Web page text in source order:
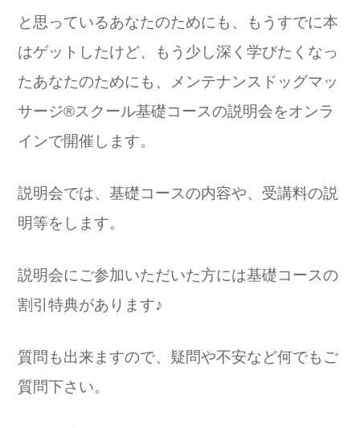
と思っているあなたのためにも、
もうすでに本
はゲットしたけど、もう少し深く学びたくなっ
たあなたのためにも、
メンテナンスドッグマッ
サージ®スクール基礎コースの説明会をオンラ
インで開催します。
説明会では、基礎コースの内容や、受講料の説
明等をします。
説明会にご参加いただいた方には基礎コースの
割引特典があります♪
質問も出来ますので、疑問や不安など何でもご
質問下さい。